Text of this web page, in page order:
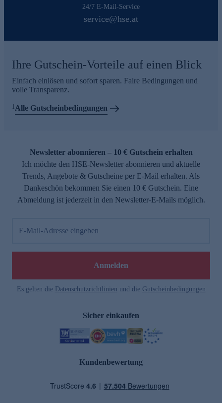
24/7 E-Mail-Service
service@hse.at
Ihre Gutschein-Vorteile auf einen Blick
Einfach einlösen und sofort sparen. Faire Bedingungen und
volle Transparenz.
1 Alle Gutscheinbedingungen
Newsletter abonnieren – 10 € Gutschein erhalten
Ich möchte den HSE-Newsletter abonnieren und aktuelle
Trends, Angebote & Gutscheine per E-Mail erhalten. Als
Dankeschön bekommen Sie einen 10 € Gutschein. Eine
Abmeldung ist jederzeit in den Newsletter-E-Mails möglich.
E-Mail-Adresse eingeben
Anmelden
Es gelten die Datenschutzrichtlinien und die Gutscheinbedingungen
Sicher einkaufen
Kundenbewertung